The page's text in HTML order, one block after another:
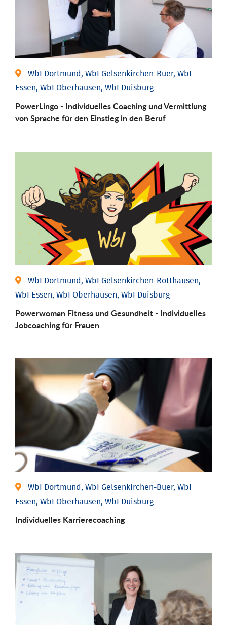
WbI Dortmund, WbI Gelsenkirchen-Buer, WbI
Essen, WbI Oberhausen, WbI Duisburg
PowerLingo - Individuelles Coaching und Vermittlung
von Sprache für den Einstieg in den Beruf
WbI Dortmund, WbI Gelsenkirchen-Rotthausen,
WbI Essen, WbI Oberhausen, WbI Duisburg
Powerwoman Fitness und Gesund­heit - Individu­elles
Job­coaching für Frauen
WbI Dortmund, WbI Gelsenkirchen-Buer, WbI
Essen, WbI Oberhausen, WbI Duisburg
Individu­elles Karrierecoaching